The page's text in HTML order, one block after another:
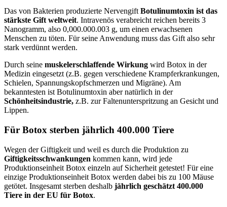
Das von Bakterien produzierte NervengiftBotulinumtoxin ist das
stärkste Gift weltweit. Intravenös verabreicht reichen bereits 3
Nanogramm, also 0,000.000.003 g, um einen erwachsenen
Menschen zu töten. Für seine Anwendung muss das Gift also sehr
stark verdünnt werden.
Durch seine muskelerschlaffende Wirkung wird Botox in der
Medizin eingesetzt (z.B. gegen verschiedene Krampferkrankungen,
Schielen, Spannungskopfschmerzen und Migräne). Am
bekanntesten ist Botulinumtoxin aber natürlich in der
Schönheitsindustrie, z.B. zur Faltenunterspritzung an Gesicht und
Lippen.
Für Botox sterben jährlich 400.000 Tiere
Wegen der Giftigkeit und weil es durch die Produktion zu
Giftigkeitsschwankungen kommen kann, wird jede
Produktionseinheit Botox einzeln auf Sicherheit getestet! Für eine
einzige Produktionseinheit Botox werden dabei bis zu 100 Mäuse
getötet. Insgesamt sterben deshalb jährlich geschätzt 400.000
Tiere in der EU für Botox.